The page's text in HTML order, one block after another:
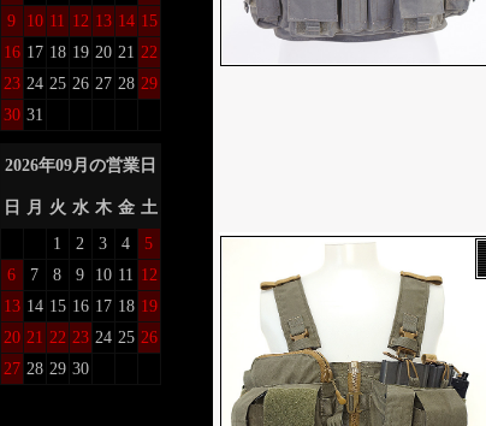
9
10 11 12 13 14 15
16 17 18 19 20 21 22
23 24 25 26 27 28 29
30 31
2026年09月の営業日
日 月 火 水 木 金 土
1
2 3 4
5
6
7 8 9 10 11 12
13 14 15 16 17 18 19
20 21 22 23 24 25 26
27 28 29 30